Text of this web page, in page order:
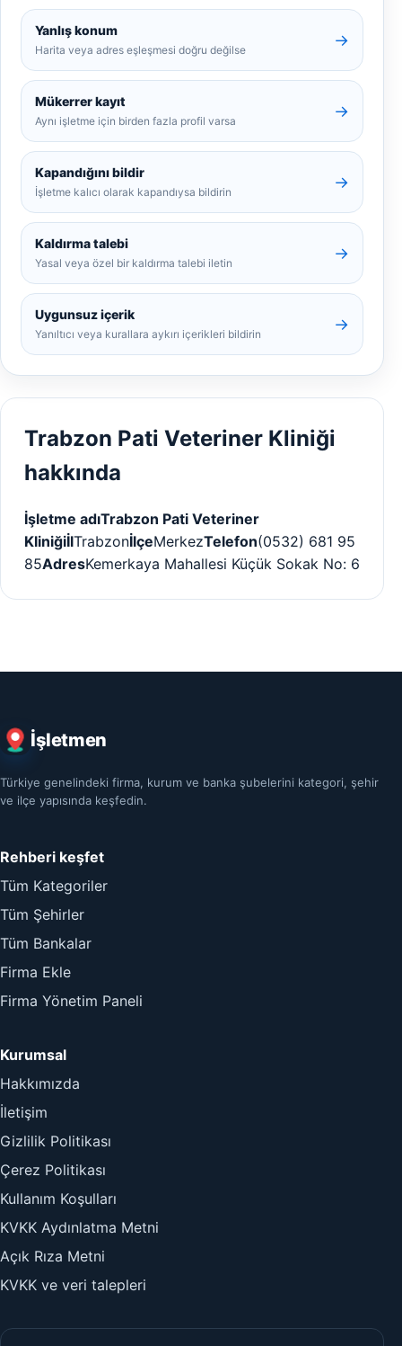
Yanlış konum
Harita veya adres eşleşmesi doğru değilse
→
Mükerrer kayıt
Aynı işletme için birden fazla profil varsa
→
Kapandığını bildir
İşletme kalıcı olarak kapandıysa bildirin
→
Kaldırma talebi
Yasal veya özel bir kaldırma talebi iletin
→
Uygunsuz içerik
Yanıltıcı veya kurallara aykırı içerikleri bildirin
→
Trabzon Pati Veteriner Kliniği
hakkında
İşletme adıTrabzon Pati Veteriner
KliniğiİlTrabzonİlçeMerkezTelefon(0532) 681 95
85AdresKemerkaya Mahallesi Küçük Sokak No: 6
İşletmen
Türkiye genelindeki firma, kurum ve banka şubelerini kategori, şehir
ve ilçe yapısında keşfedin.
Rehberi keşfet
Tüm Kategoriler
Tüm Şehirler
Tüm Bankalar
Firma Ekle
Firma Yönetim Paneli
Kurumsal
Hakkımızda
İletişim
Gizlilik Politikası
Çerez Politikası
Kullanım Koşulları
KVKK Aydınlatma Metni
Açık Rıza Metni
KVKK ve veri talepleri